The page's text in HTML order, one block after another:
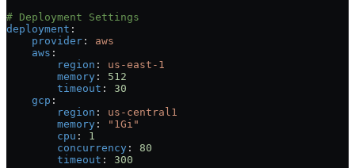
# Deployment Settings
deployment :
    provider
: aws
    aws
:
        region
: us-east-1
        memory
: 512
        timeout
: 30
    gcp
:
        region
: us-central1
        memory
:
"1Gi"
        cpu
: 1
        concurrency
: 80
        timeout
: 300